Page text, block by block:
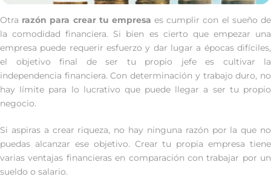
Otra razón para crear tu empresa es cumplir con el sueño de
la comodidad financiera. Si bien es cierto que empezar una
empresa puede requerir esfuerzo y dar lugar a épocas difíciles,
el objetivo final de ser tu propio jefe es cultivar la
independencia financiera. Con determinación y trabajo duro, no
hay límite para lo lucrativo que puede llegar a ser tu propio
negocio.
Si aspiras a crear riqueza, no hay ninguna razón por la que no
puedas alcanzar ese objetivo. Crear tu propia empresa tiene
varias ventajas financieras en comparación con trabajar por un
sueldo o salario.